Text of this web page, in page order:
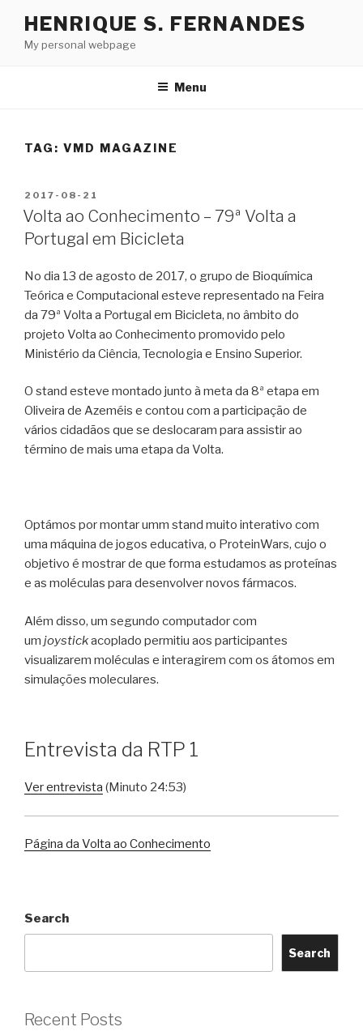
content
HENRIQUE S. FERNANDES
My personal webpage
Menu
TAG: VMD MAGAZINE
POSTED
ON
2017-08-21
Volta ao Conhecimento – 79ª Volta a
Portugal em Bicicleta
No dia 13 de agosto de 2017, o grupo de Bioquímica
Teórica e Computacional esteve representado na Feira
da 79ª Volta a Portugal em Bicicleta, no âmbito do
projeto Volta ao Conhecimento promovido pelo
Ministério da Ciência, Tecnologia e Ensino Superior.
O stand esteve montado junto à meta da 8ª etapa em
Oliveira de Azeméis e contou com a participação de
vários cidadãos que se deslocaram para assistir ao
término de mais uma etapa da Volta.
Optámos por montar umm stand muito interativo com
uma máquina de jogos educativa, o ProteinWars, cujo o
objetivo é mostrar de que forma estudamos as proteínas
e as moléculas para desenvolver novos fármacos.
Além disso, um segundo computador com
um joystickacoplado permitiu aos participantes
visualizarem moléculas e interagirem com os átomos em
simulações moleculares.
Entrevista da RTP 1
Ver entrevista (Minuto 24:53)
Página da Volta ao Conhecimento
Search
Search
Recent Posts